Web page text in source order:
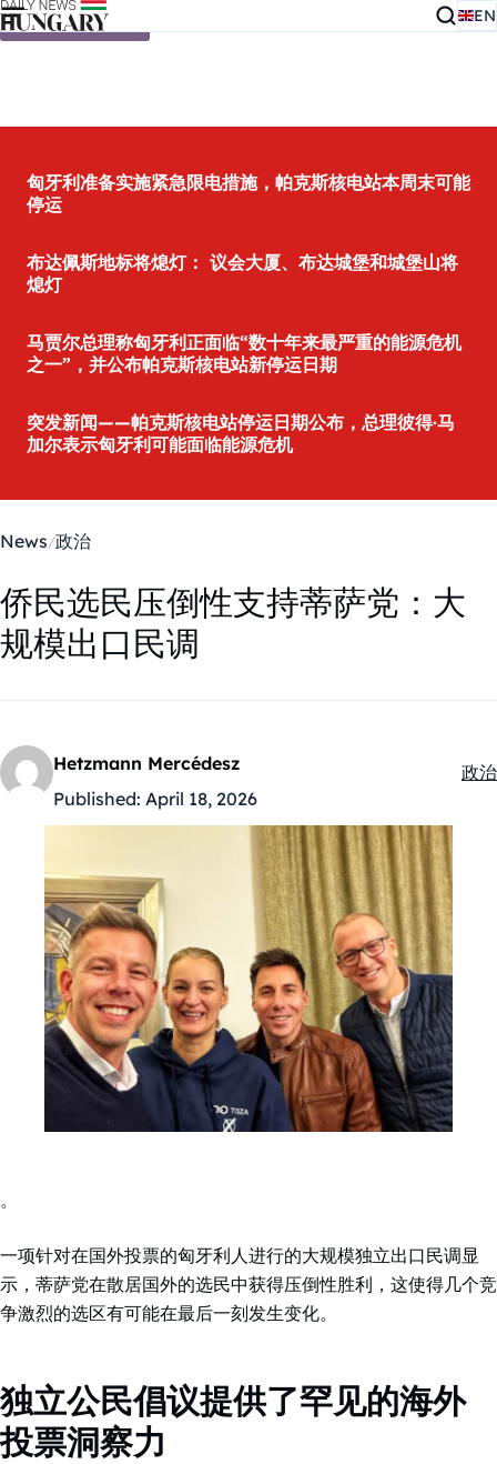
Skip to content EN
匈牙利准备实施紧急限电措施，帕克斯核电站本周末可能
停运
布达佩斯地标将熄灯： 议会大厦、布达城堡和城堡山将
熄灯
马贾尔总理称匈牙利正面临“数十年来最严重的能源危机
之一”，并公布帕克斯核电站新停运日期
突发新闻——帕克斯核电站停运日期公布，总理彼得·马
加尔表示匈牙利可能面临能源危机
News 政治
侨民选民压倒性支持蒂萨党：大
规模出口民调
Hetzmann Mercédesz
Published: April 18, 2026
政治
。
一项针对在国外投票的匈牙利人进行的大规模独立出口民调显
示，蒂萨党在散居国外的选民中获得压倒性胜利，这使得几个竞
争激烈的选区有可能在最后一刻发生变化。
独立公民倡议提供了罕见的海外
投票洞察力